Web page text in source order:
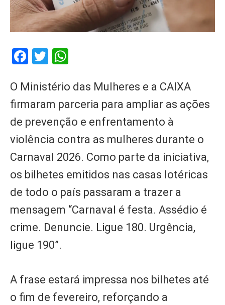
Facebook
Twitter
O Ministério das Mulheres e a CAIXA
firmaram parceria para ampliar as ações
de prevenção e enfrentamento à
violência contra as mulheres durante o
Carnaval 2026. Como parte da iniciativa,
os bilhetes emitidos nas casas lotéricas
de todo o país passaram a trazer a
mensagem “Carnaval é festa. Assédio é
crime. Denuncie. Ligue 180. Urgência,
ligue 190”.
A frase estará impressa nos bilhetes até
o fim de fevereiro, reforçando a